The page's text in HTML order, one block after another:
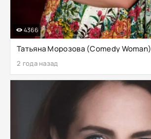
Татьяна Морозова (Comedy Woman)
2 года назад
4366